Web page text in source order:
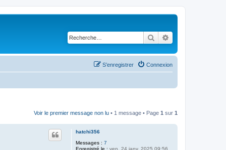
Rechercher
Connexion
S’enregistrer
Voir le premier message non lu • 1 message • Page 1 sur 1
hatchi356
Messages : 7
Enregistré le : ven. 24 janv. 2025 09:56